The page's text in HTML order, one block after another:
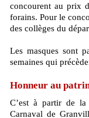
concourent au prix
forains. Pour le
des collèges du
Les masques sont
semaines qui
Honneur au
C’est à partir de la deuxième moitié du 19ème siècle que le
Carnaval de